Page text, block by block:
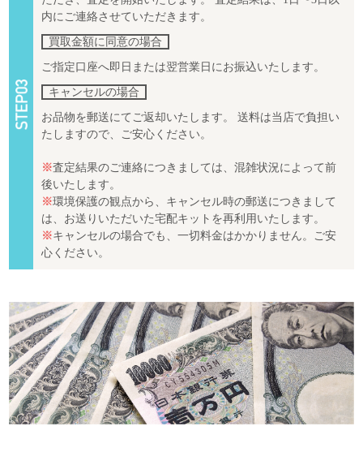
内にご連絡させていただきます。
買取金額に同意の場合
ご指定口座へ即日または翌営業日にお振込いたします。
キャンセルの場合
お品物を郵送にてご返却いたします。 送料は当店で負担い
たしますので、ご安心ください。
※査定結果のご連絡につきましては、混雑状況によって前
後いたします。
※環境保護の観点から、キャンセル時の郵送につきまして
は、お送りいただいた宅配キットを再利用いたします。
※キャンセルの場合でも、一切料金はかかりません。ご安
心ください。